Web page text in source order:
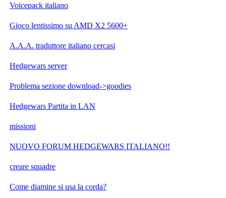
Voicepack italiano
Gioco lentissimo su AMD X2 5600+
A.A.A. traduttore italiano cercasi
Hedgewars server
Problema sezione download->goodies
Hedgewars Partita in LAN
missioni
NUOVO FORUM HEDGEWARS ITALIANO!!
creare squadre
Come diamine si usa la corda?